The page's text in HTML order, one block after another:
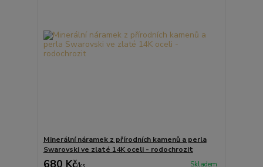
Minerální náramek z přírodních kamenů a perla
Swarovski ve zlaté 14K oceli - rodochrozit
680 Kč Skladem